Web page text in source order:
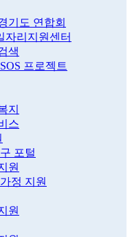
기도 연합회
자리지원센터
색
프로젝트
지
스
포털
원
정 지원
원